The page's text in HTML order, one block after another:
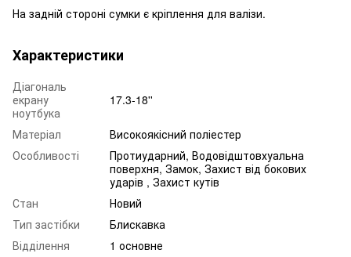
На задній стороні сумки є кріплення для валізи.
Характеристики
Діагональ
екрану
ноутбука
17.3-18''
Матеріал
Високоякісний поліестер
Особливості
Протиударний, Водовідштовхуальна
поверхня, Замок, Захист від бокових
ударів , Захист кутів
Стан
Новий
Тип застібки
Блискавка
Відділення
1 основне